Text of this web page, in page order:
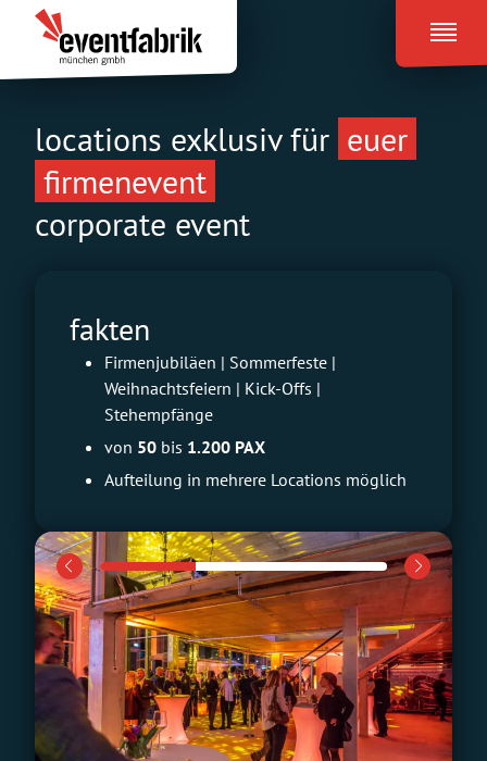
Inhalt
springen
Eventfabrik
München
locations exklusiv für euer
firmenevent
corporate event
fakten
Firmenjubiläen | Sommerfeste |
Weihnachtsfeiern | Kick-Offs |
Stehempfänge
von 50 bis 1.200 PAX
Aufteilung in mehrere Locations möglich